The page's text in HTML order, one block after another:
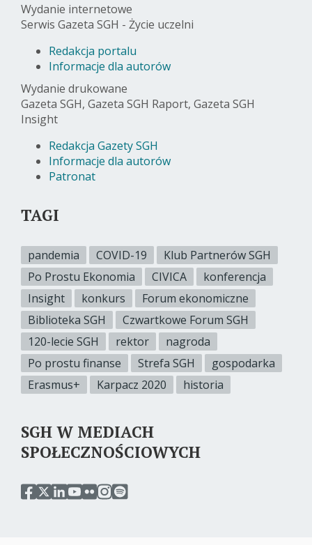
Wydanie internetowe
Serwis Gazeta SGH - Życie uczelni
Redakcja portalu
Informacje dla autorów
Wydanie drukowane
Gazeta SGH, Gazeta SGH Raport, Gazeta SGH
Insight
Redakcja Gazety SGH
Informacje dla autorów
Patronat
TAGI
pandemia COVID-19
Klub Partnerów SGH
Po Prostu Ekonomia
CIVICA
konferencja
Insight
konkurs
Forum ekonomiczne
Biblioteka SGH
Czwartkowe Forum SGH
120-lecie SGH
rektor
nagroda
Po prostu finanse
Strefa SGH
gospodarka
Erasmus+
Karpacz 2020 historia
SGH W MEDIACH
SPOŁECZNOŚCIOWYCH
przejdź
przejdź
przejdź
przejdź
przejdź
przejdźprzejdź